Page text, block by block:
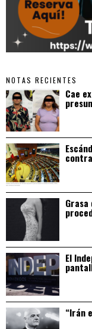
NOTAS RECIENTES
Cae
El
“Irán